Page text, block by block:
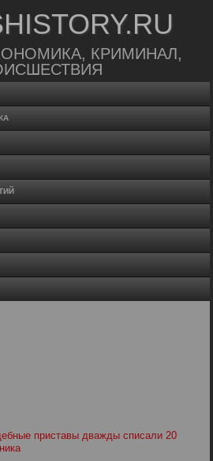
КРИМИНАЛ,
приставы дважды списали 20